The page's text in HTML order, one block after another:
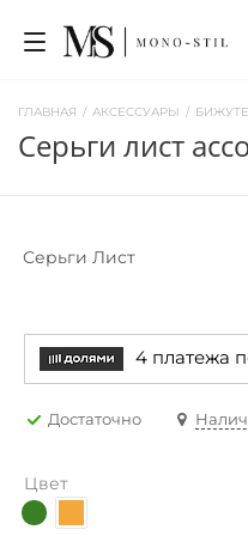
ГЛАВНАЯ / АКСЕССУАРЫ /
серьги лист
Серьги Лист
4 платежа
Достаточно
Цвет